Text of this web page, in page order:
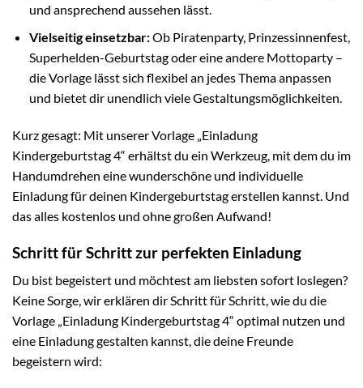
und ansprechend aussehen lässt.
Vielseitig einsetzbar:Ob Piratenparty, Prinzessinnenfest,
Superhelden-Geburtstag oder eine andere Mottoparty –
die Vorlage lässt sich flexibel an jedes Thema anpassen
und bietet dir unendlich viele Gestaltungsmöglichkeiten.
Kurz gesagt: Mit unserer Vorlage „Einladung
Kindergeburtstag 4“ erhältst du ein Werkzeug, mit dem du im
Handumdrehen eine wunderschöne und individuelle
Einladung für deinen Kindergeburtstag erstellen kannst. Und
das alles kostenlos und ohne großen Aufwand!
Schritt für Schritt zur perfekten Einladung
Du bist begeistert und möchtest am liebsten sofort loslegen?
Keine Sorge, wir erklären dir Schritt für Schritt, wie du die
Vorlage „Einladung Kindergeburtstag 4“ optimal nutzen und
eine Einladung gestalten kannst, die deine Freunde
begeistern wird: